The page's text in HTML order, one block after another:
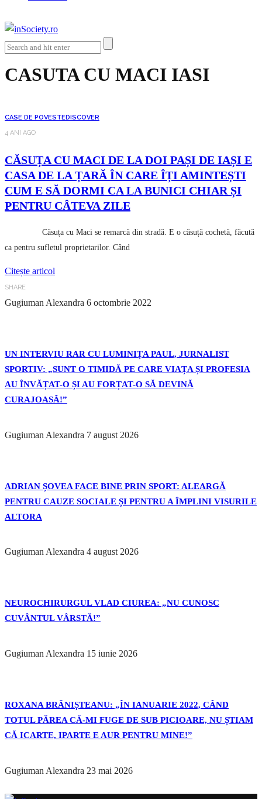
CASUTA CU MACI IASI
CASE DE POVESTEDISCOVER
4 ANI AGO
CĂSUȚA CU MACI DE LA DOI PAȘI DE IAȘI E
CASA DE LA ȚARĂ ÎN CARE ÎȚI AMINTEȘTI
CUM E SĂ DORMI CA LA BUNICI CHIAR ȘI
PENTRU CÂTEVA ZILE
Căsuța cu Maci se remarcă din stradă. E o căsuță cochetă, făcută
ca pentru sufletul proprietarilor. Când
Citește articol
SHARE
Gugiuman Alexandra 6 octombrie 2022
UN INTERVIU RAR CU LUMINIȚA PAUL, JURNALIST
SPORTIV: „SUNT O TIMIDĂ PE CARE VIAȚA ȘI PROFESIA
AU ÎNVĂȚAT-O ȘI AU FORȚAT-O SĂ DEVINĂ
CURAJOASĂ!”
Gugiuman Alexandra 7 august 2026
ADRIAN ȘOVEA FACE BINE PRIN SPORT: ALEARGĂ
PENTRU CAUZE SOCIALE ȘI PENTRU A ÎMPLINI VISURILE
ALTORA
Gugiuman Alexandra 4 august 2026
NEUROCHIRURGUL VLAD CIUREA: „NU CUNOSC
CUVÂNTUL VÂRSTĂ!”
Gugiuman Alexandra 15 iunie 2026
ROXANA BRĂNIȘTEANU: „ÎN IANUARIE 2022, CÂND
TOTUL PĂREA CĂ-MI FUGE DE SUB PICIOARE, NU ȘTIAM
CĂ ICARTE, IPARTE E AUR PENTRU MINE!”
Gugiuman Alexandra 23 mai 2026